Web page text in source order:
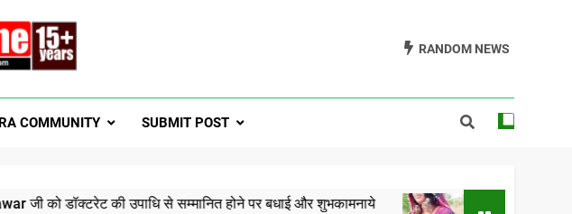
Banjara One Formerly
RANDOM NEWS
COMMUNITY SUBMIT POST
की उपाधि से सम्मानित होने पर बधाई और शुभकामनाये गोरमाटी राम राम कछ – रामे